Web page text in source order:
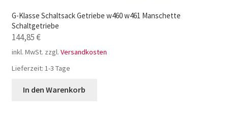
G-Klasse Schaltsack Getriebe w460 w461 Manschette
Schaltgetriebe
144,85€
inkl. MwSt. zzgl. Versandkosten
Lieferzeit: 1-3 Tage
In den Warenkorb